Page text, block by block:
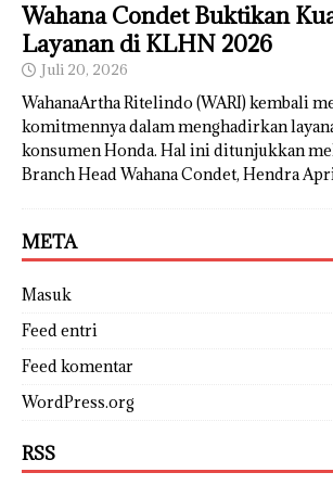
Wahana Condet Buktikan
Layanan di KLHN 2026
Juli 20, 2026
WahanaArtha Ritelindo (WARI) kembali
komitmennya dalam menghadirkan
konsumen Honda. Hal ini ditunjukkan
Branch Head Wahana Condet, Hendra
META
Masuk
Feed entri
Feed komentar
WordPress.org
RSS